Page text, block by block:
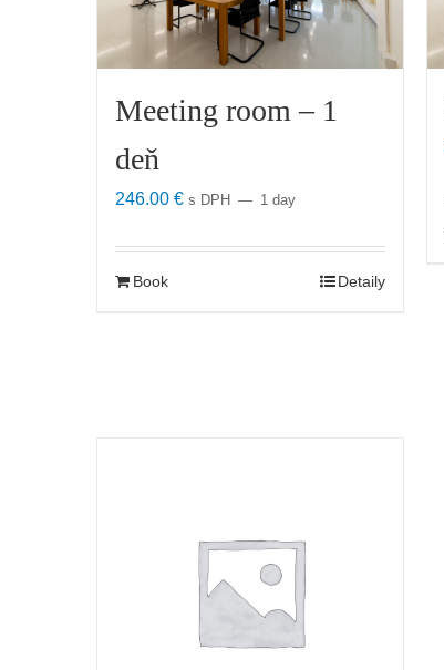
Meeting room – 1
deň
246.00 € s DPH 1 day
Book Detaily